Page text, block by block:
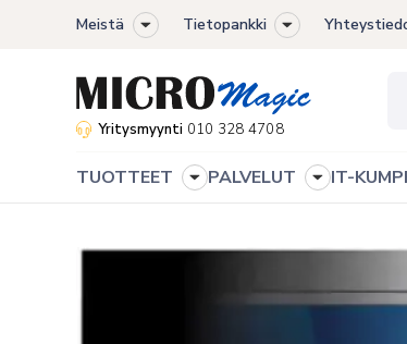
Meistä
Toggle
menu
Tietopankki
Toggle
menu
Yritysmyynti 010 328 4708
TUOTTEET
Toggle
menu
PALVELUT
Toggle
menu
IT-